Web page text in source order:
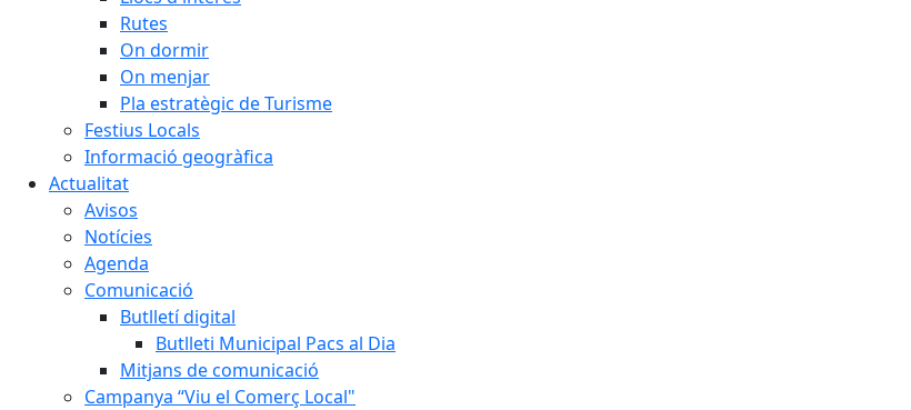
Rutes
On dormir
On menjar
Pla estratègic de Turisme
Festius Locals
Informació geogràfica
Actualitat
Avisos
Notícies
Agenda
Comunicació
Butlletí digital
Butlleti Municipal Pacs al Dia
Mitjans de comunicació
Campanya “Viu el Comerç Local"